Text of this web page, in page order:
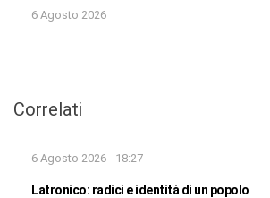
6 Agosto 2026
Correlati
6 Agosto 2026 - 18:27
Latronico: radici e identità di un popolo